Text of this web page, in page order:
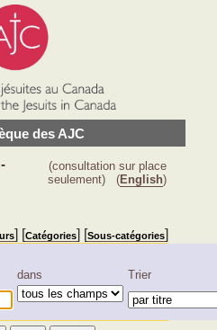
des AJC
(consultation sur place
seulement) (English)
] [Catégories] [Sous-catégories]
dans Trier